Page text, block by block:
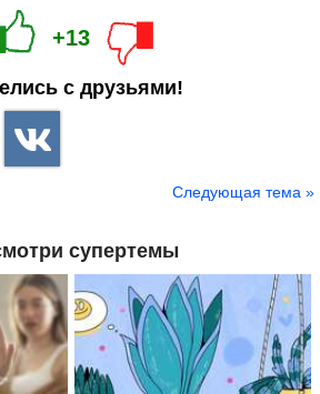
+13
с друзьями!
Следующая тема »
супертемы